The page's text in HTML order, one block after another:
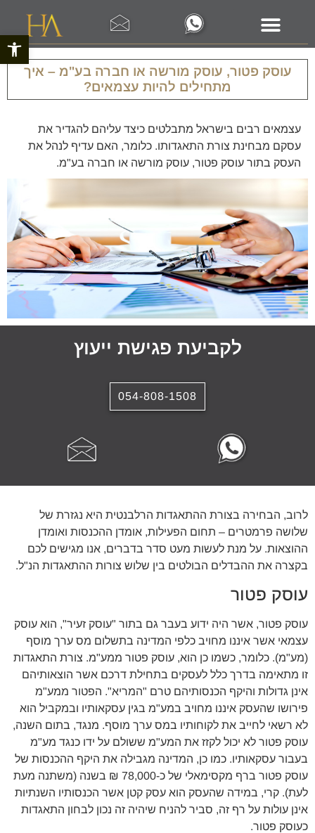
פתח
עוסק פטור, עוסק מורשה או חברה בע"מ – איך
מתחילים להיות עצמאים?
עצמאים רבים בישראל מתבלטים כיצד עליהם להגדיר את
עסקם מבחינת צורת התאגדותו. כלומר, האם עדיף לנהל את
העסק בתור עוסק פטור, עוסק מורשה או חברה בע"מ.
לקביעת פגישת ייעוץ
054-808-1508
לרוב, הבחירה בצורת ההתאגדות הרלבנטית היא נגזרת של
שלושה פרמטרים – תחום הפעילות, אומדן ההכנסות ואומדן
ההוצאות. על מנת לעשות מעט סדר בדברים, אנו מגישים לכם
בקצרה את ההבדלים הבולטים בין שלוש צורות ההתאגדות הנ"ל.
עוסק פטור
עוסק פטור, אשר היה ידוע בעבר גם בתור "עוסק זעיר", הוא עוסק
עצמאי אשר איננו מחויב כלפי המדינה בתשלום מס ערך מוסף
(מע"מ). כלומר, כשמו כן הוא, עוסק פטור ממע"מ. צורת התאגדות
זו מתאימה בדרך כלל לעסקים בתחילת דרכם אשר הוצאותיהם
אינן גדולות והיקף הכנסותיהם טרם "המריא". הפטור ממע"מ
פירושו שהעסק איננו מחויב במע"מ בגין עסקאותיו ובמקביל הוא
לא רשאי לחייב את לקוחותיו במס ערך מוסף. מנגד, בתום השנה,
עוסק פטור לא יכול לקזז את המע"מ ששולם על ידו כנגד מע"מ
בעבור עסקאותיו. כמו כן, המדינה מגבילה את היקף ההכנסות של
עוסק פטור ברף מקסימאלי של כ-78,000 ₪ בשנה (משתנה מעת
לעת). קרי, במידה שהעסק הוא עסק קטן אשר הכנסותיו השנתיות
אינן עולות על רף זה, סביר להניח שיהיה זה נכון לבחון התאגדות
כעוסק פטור.